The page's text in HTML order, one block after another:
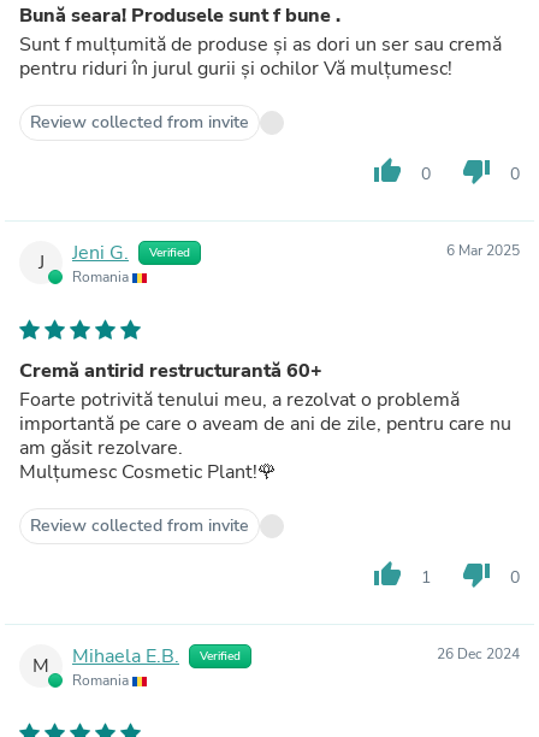
Bună seara! Produsele sunt f bune .
Sunt f mulțumită de produse și as dori un ser sau cremă
pentru riduri în jurul gurii și ochilor Vă mulțumesc!
Review collected from invite
thumb_up 0 thumb_down 0
J Jeni G. Verified
Romania
6 Mar 2025
Cremă antirid restructurantă 60+
Foarte potrivită tenului meu, a rezolvat o problemă
importantă pe care o aveam de ani de zile, pentru care nu
am găsit rezolvare.
Mulțumesc Cosmetic Plant!🌹
Review collected from invite
thumb_up 1 thumb_down 0
M Mihaela E.B. Verified
Romania
26 Dec 2024